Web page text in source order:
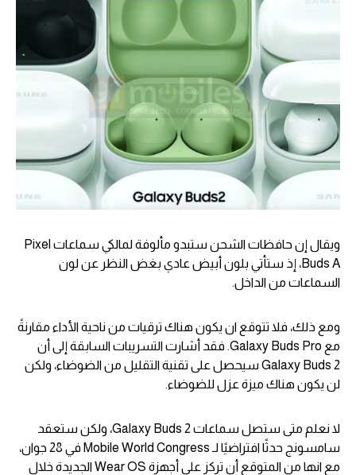
ويقال إن حافظات الشحن ستبدو مألوفة لمالكي سماعات Pixel
Buds A، إذ ستأتي بلون أبيض عادي بغض النظر عن لون
السماعات من الداخل.
ومع ذلك، فلا تتوقع ان يكون هناك ترقيات من ناحية الأداء مقارنةً
مع Galaxy Buds Pro. فقد أشارت التسريبات السابقة إلى أن
Galaxy Buds 2 سيحصل على تقنية التقليل من الضوضاء، ولكن
لن يكون هناك ميزة عزل للضوضاء.
لا نعلم متى ستصل سماعات Galaxy Buds 2، ولكن ستعقد
سامسونج حدثًا افتراضيًا لـ Mobile World Congress في 28 جوان،
مع انها من المتوقع أن تركز على أجهزة Wear OS الجديدة خلال